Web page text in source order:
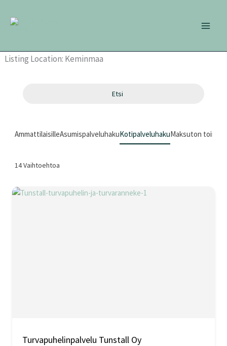
sisältöön
Listing Location: Keminmaa
Etsi
AmmattilaisilleAsumispalveluhakuKotipalveluhakuMaksuton
14Vaihtoehtoa
Turvapuhelinpalvelu Tunstall Oy